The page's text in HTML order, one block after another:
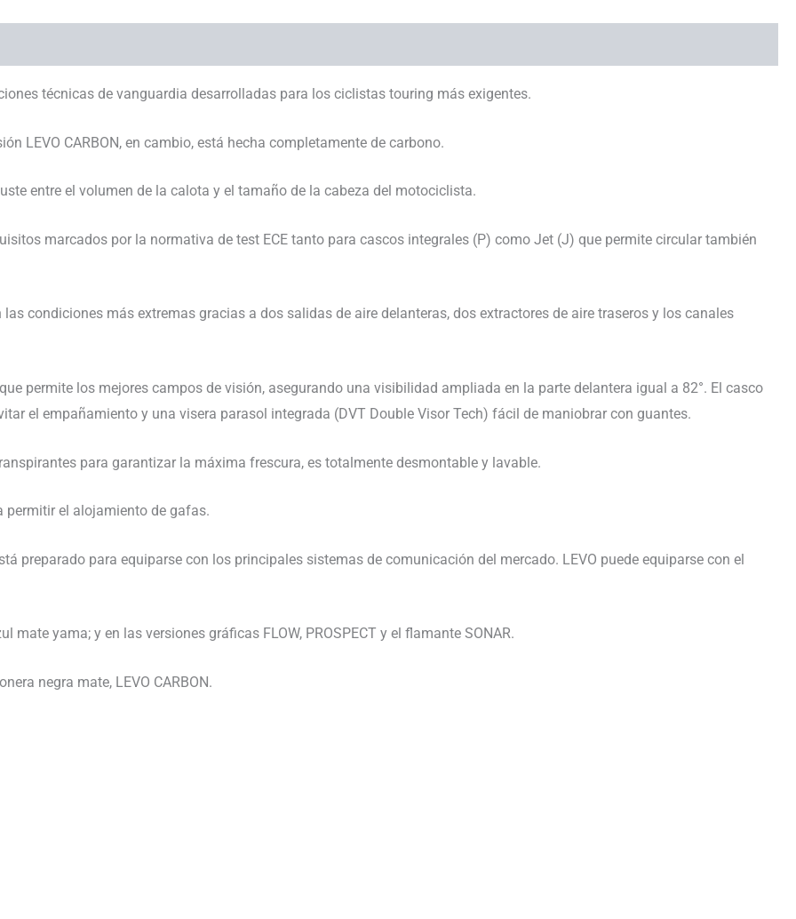
técnicas de vanguardia desarrolladas para los ciclistas touring más exigentes.
LEVO CARBON, en cambio, está hecha completamente de carbono.
entre el volumen de la calota y el tamaño de la cabeza del motociclista.
marcados por la normativa de test ECE tanto para cascos integrales (P) como Jet (J) que permite circular también
condiciones más extremas gracias a dos salidas de aire delanteras, dos extractores de aire traseros y los canales
permite los mejores campos de visión, asegurando una visibilidad ampliada en la parte delantera igual a 82°. El casco
el empañamiento y una visera parasol integrada (DVT Double Visor Tech) fácil de maniobrar con guantes.
para garantizar la máxima frescura, es totalmente desmontable y lavable.
permitir el alojamiento de gafas.
preparado para equiparse con los principales sistemas de comunicación del mercado. LEVO puede equiparse con el
mate yama; y en las versiones gráficas FLOW, PROSPECT y el flamante SONAR.
negra mate, LEVO CARBON.